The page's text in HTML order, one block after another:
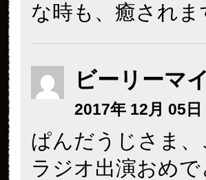
な時も、癒されま
ビーリーマ
2017年 12月 05日
ぱんだうじさま
ラジオ出演おめ